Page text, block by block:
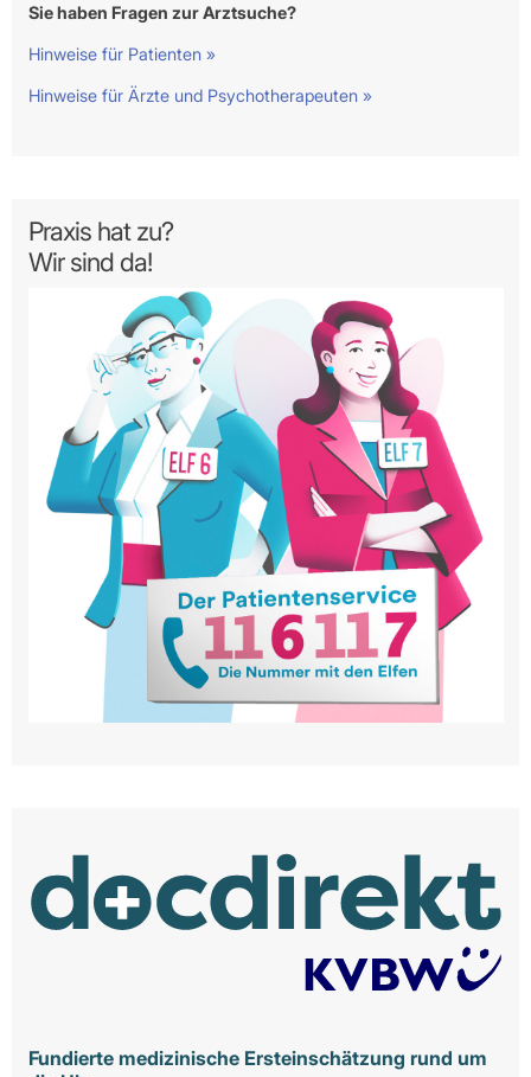
Sie haben Fragen zur Arztsuche?
Hinweise für Patienten »
Hinweise für Ärzte und Psychotherapeuten »
Praxis hat zu?
Wir sind da!
Fundierte medizinische Ersteinschätzung rund um